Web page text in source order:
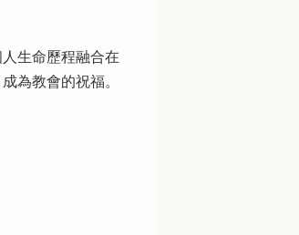
生命歷程融合在
為教會的祝福。